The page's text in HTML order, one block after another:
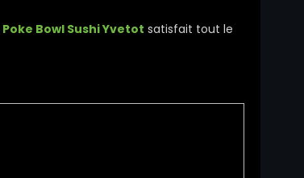
Poke Bowl Sushi Yvetot satisfait tout le